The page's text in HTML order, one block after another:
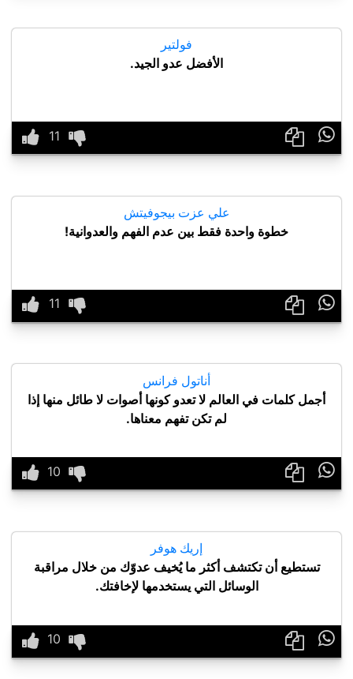
فولتير
الأفضل عدو الجيد.

علي عزت بيجوفيتش
خطوة واحدة فقط بين عدم الفهم والعدوانية!

أناتول فرانس
أجمل كلمات في العالم لا تعدو كونها أصوات لا طائل منها إذا
لم تكن تفهم معناها.

إريك هوفر
تستطيع أن تكتشف أكثر ما يُخيف عدوّك من خلال مراقبة
الوسائل التي يستخدمها لإخافتك.
